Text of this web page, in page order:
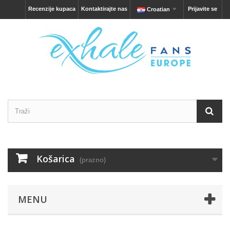
Prijavite se
Croatian
Kontaktirajte nas
Recenzije kupaca
Košarica (prazno)
MENU